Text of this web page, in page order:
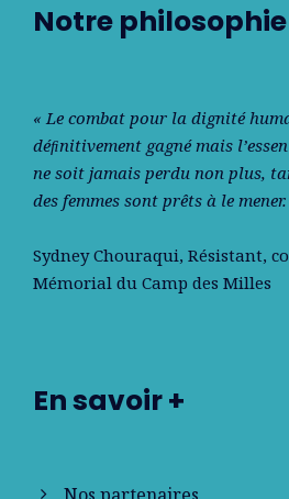
Notre philosophie
« Le combat pour la dignité
déﬁnitivement gagné mais
ne soit jamais perdu non plus,
des femmes sont prêts à le mener.
Sydney Chouraqui, Résistant,
Mémorial du Camp des Milles
En savoir +